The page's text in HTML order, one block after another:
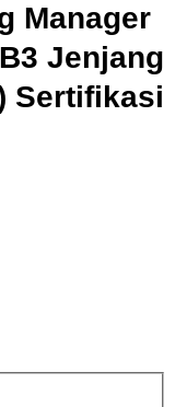
Manager
Jenjang
Sertifikasi